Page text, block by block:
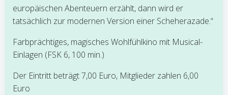
europäischen Abenteuern erzählt, dann wird er
tatsächlich zur modernen Version einer Scheherazade.“
Farbprächtiges, magisches Wohlfühlkino mit Musical-
Einlagen (FSK 6, 100 min.)
Der Eintritt beträgt 7,00 Euro, Mitglieder zahlen 6,00
Euro